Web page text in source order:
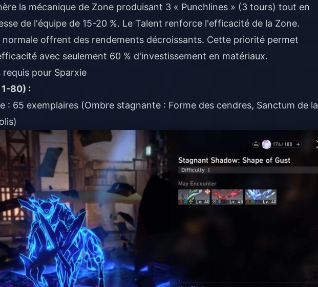
la mécanique de Zone produisant 3 « Punchlines » (3 tours) tout en
de l'équipe de 15-20 %. Le Talent renforce l'efficacité de la Zone.
normale offrent des rendements décroissants. Cette priorité permet
avec seulement 60 % d'investissement en matériaux.
pour Sparxie
80) :
: 65 exemplaires (Ombre stagnante : Forme des cendres, Sanctum de la